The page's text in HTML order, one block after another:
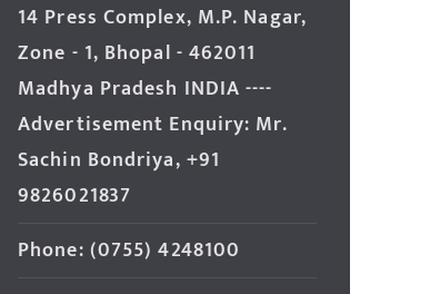
14 Press Complex, M.P. Nagar,
Zone - 1, Bhopal - 462011
Madhya Pradesh INDIA ----
Advertisement Enquiry: Mr.
Sachin Bondriya, +91
9826021837
Phone: (0755) 4248100